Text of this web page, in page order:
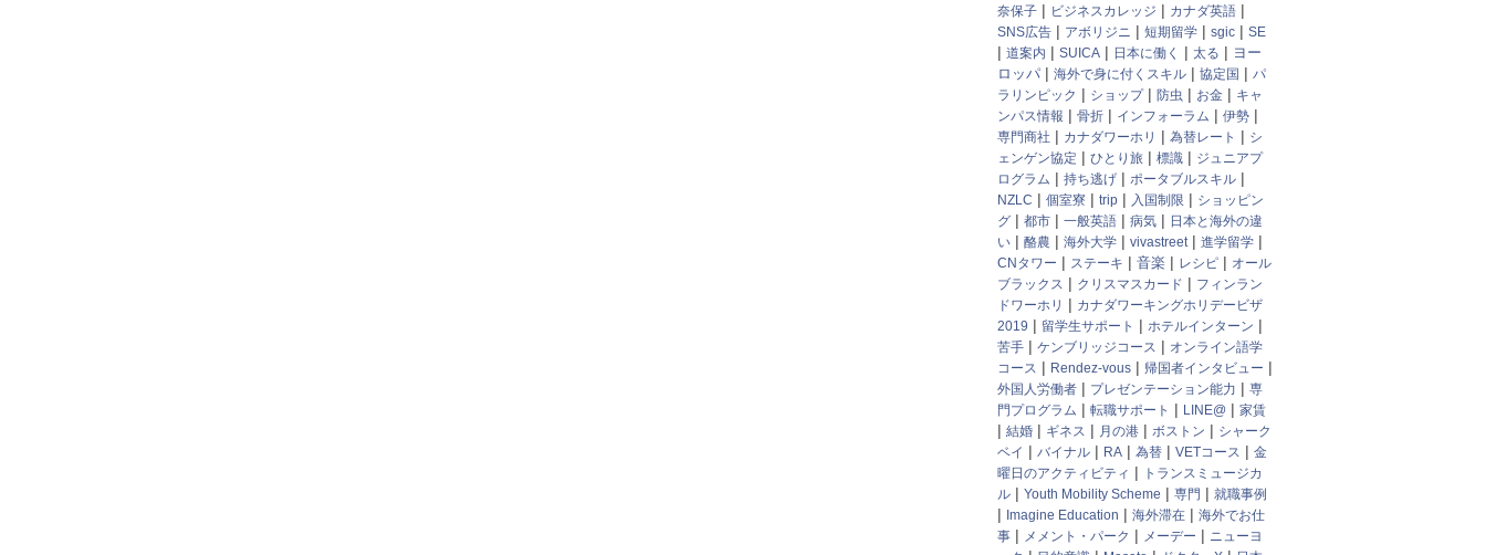
奈保子 | ビジネスカレッジ | カナダ英語 |
SNS広告 | アボリジニ | 短期留学 | sgic | SE
| 道案内 | SUICA | 日本に働く | 太る | ヨー
ロッパ | 海外で身に付くスキル | 協定国 | パ
ラリンピック | ショップ| 防虫 | お金 | キャ
ンパス情報 | 骨折 | インフォーラム | 伊勢 |
専門商社 | カナダワーホリ | 為替レート | シ
ェンゲン協定 | ひとり旅 | 標識 | ジュニアプ
ログラム | 持ち逃げ | ポータブルスキル |
NZLC | 個室寮 | trip | 入国制限 | ショッピン
グ | 都市 | 一般英語 | 病気 | 日本と海外の違
い | 酪農 | 海外大学 | vivastreet | 進学留学 |
CNタワー | ステーキ | 音楽 | レシピ | オール
ブラックス | クリスマスカード | フィンラン
ドワーホリ | カナダワーキングホリデービザ
2019 | 留学生サポート | ホテルインターン |
苦手 | ケンブリッジコース | オンライン語学
コース | Rendez-vous | 帰国者インタビュー |
外国人労働者 | プレゼンテーション能力 | 専
門プログラム | 転職サポート | LINE@ | 家賃
| 結婚 | ギネス | 月の港 | ボストン | シャーク
ベイ | バイナル | RA | 為替 | VETコース | 金
曜日のアクティビティ |
トランスミュージカ
ル | Youth Mobility Scheme | 専門 | 就職事例
| Imagine Education | 海外滞在 | 海外でお仕
事 | メメント・パーク | メーデー | ニューヨ